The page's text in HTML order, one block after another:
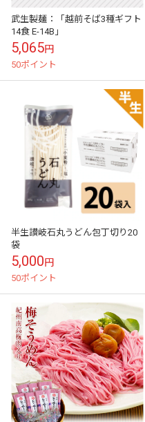
武生製麺：「越前そば3種ギフト
14食 E-14B」
5,065円
50ポイント
半生讃岐石丸うどん包丁切り20
袋
5,000円
50ポイント